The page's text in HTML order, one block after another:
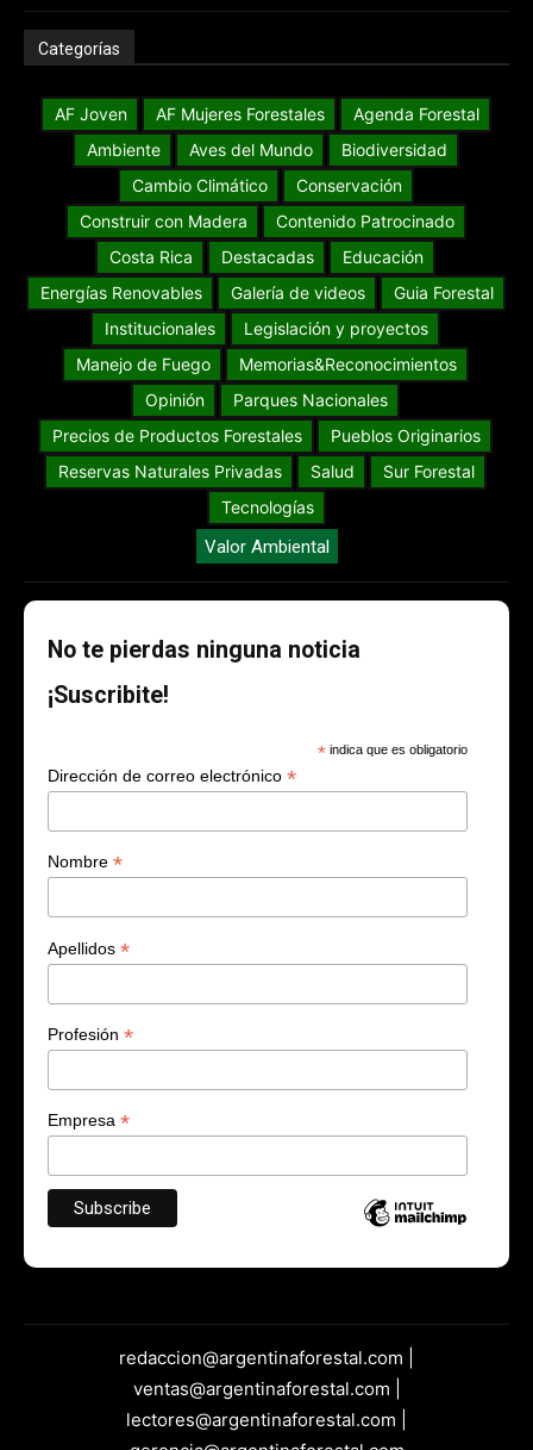
Categorías
AF Joven AF Mujeres Forestales
Agenda Forestal
Ambiente
Aves del Mundo
Biodiversidad
Cambio Climático
Conservación
Construir con Madera
Contenido Patrocinado
Costa Rica
Destacadas
Educación
Energías Renovables
Galería de videos
Guia Forestal
Institucionales
Legislación y proyectos
Manejo de Fuego
Memorias&Reconocimientos
Opinión
Parques Nacionales
Precios de Productos Forestales
Pueblos Originarios
Reservas Naturales Privadas
Salud
Sur Forestal
Tecnologías
Valor Ambiental
No te pierdas ninguna noticia
¡Suscribite!
* indica que es obligatorio
Dirección de correo electrónico *
Nombre *
Apellidos *
Profesión *
Empresa *
redaccion@argentinaforestal.com |
ventas@argentinaforestal.com |
lectores@argentinaforestal.com |